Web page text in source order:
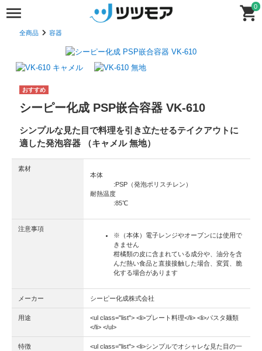
0
全商品 容器
シーピー化成 PSP嵌合容器 VK-610
シンプルな見た目で料理を引き立たせるテイクアウトに
適した発泡容器 （キャメル 無地）
素材
本体
:PSP（発泡ポリスチレン）
耐熱温度
:85℃
注意事項
※ （本体）電子レンジやオーブンには使用で
きません
柑橘類の皮に含まれている成分や、油分を含
んだ熱い食品と直接接触した場合、変質、脆
化する場合があります
メーカー シーピー化成株式会社
用途
<ul class="list"> <li>プレート料理</li> <li>パスタ麺類
</li> </ul>
特徴
<ul class="list"> <li>シンプルでオシャレな見た目の一